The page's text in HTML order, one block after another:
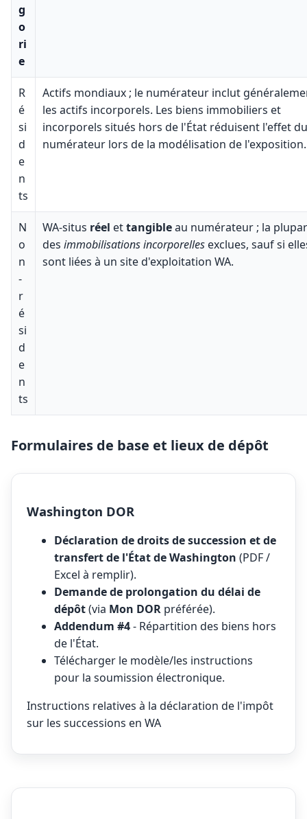
g
o
ri
e
R
é
si
d
e
n
ts
Actifs mondiaux ; le numérateur inclut
les actifs incorporels. Les biens immobiliers et
incorporels situés hors de l'État réduisent l'effet du
numérateur lors de la modélisation de l'exposition.
N
o
n
-
r
é
si
d
e
n
ts
WA-situs réel ettangibleau numérateur ; la
des immobilisations incorporelles exclues, sauf si
sont liées à un site d'exploitation WA.
Formulaires de base et lieux de dépôt
Washington DOR
Déclaration de droits de succession et de
transfert de l'État de Washington (PDF /
Excel à remplir).
Demande de prolongation du délai de
dépôt(via Mon DOR préférée).
Addendum #4- Répartition des biens hors
de l'État.
Télécharger le modèle/les instructions
pour la soumission électronique.
Instructions relatives à la déclaration de l'impôt
sur les successions en WA